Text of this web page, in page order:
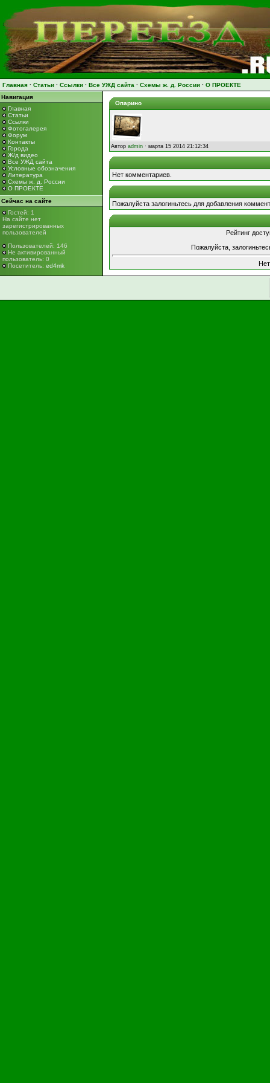
Главная · Статьи · Ссылки · Все УЖД сайта · Схемы ж. д. России · О ПРОЕКТЕ
Навигация
Главная
Статьи
Ссылки
Фотогалерея
Форум
Контакты
Города
Ж/д видео
Все УЖД сайта
Условные обозначения
Литература
Схемы ж. д. России
О ПРОЕКТЕ
Сейчас на сайте
Гостей: 1
На сайте нет
зарегистрированных
пользователей
Пользователей: 146
Не активированный
пользователь: 0
Посетитель: ed4mk
Опарино
Автор admin · марта 15 2014 21:12:34
Нет комментариев.
Пожалуйста залогиньтесь для добавления
Рейтинг
Пожалуйста,